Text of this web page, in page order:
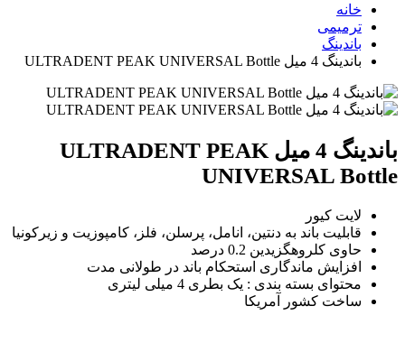
خانه
ترمیمی
باندینگ
باندینگ 4 میل ULTRADENT PEAK UNIVERSAL Bottle
باندینگ 4 میل ULTRADENT PEAK
UNIVERSAL Bottle
لایت کیور
قابلیت باند به دنتین، انامل، پرسلن، فلز، کامپوزیت و زیرکونیا
حاوی کلروهگزیدین 0.2 درصد
افزایش ماندگاری استحکام باند در طولانی مدت
محتوای بسته بندی : یک بطری 4 میلی لیتری
ساخت کشور آمریکا